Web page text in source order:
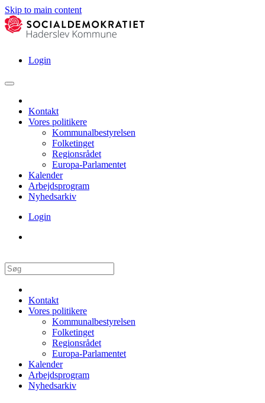
Skip to main content
Login
Kontakt
Vores politikere
Kommunalbestyrelsen
Folketinget
Regionsrådet
Europa-Parlamentet
Kalender
Arbejdsprogram
Nyhedsarkiv
Login
Kontakt
Vores politikere
Kommunalbestyrelsen
Folketinget
Regionsrådet
Europa-Parlamentet
Kalender
Arbejdsprogram
Nyhedsarkiv